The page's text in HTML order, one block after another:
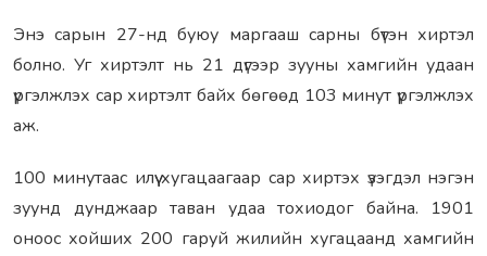
Энэ сарын 27-нд буюу маргааш сарны бүтэн хиртэл
болно. Уг хиртэлт нь 21 дүгээр зууны хамгийн удаан
үргэлжлэх сар хиртэлт байх бөгөөд 103 минут үргэлжлэх
аж.
100 минутаас илүү хугацаагаар сар хиртэх үзэгдэл нэгэн
зуунд дунджаар таван удаа тохиодог байна. 1901
оноос хойших 200 гаруй жилийн хугацаанд хамгийн